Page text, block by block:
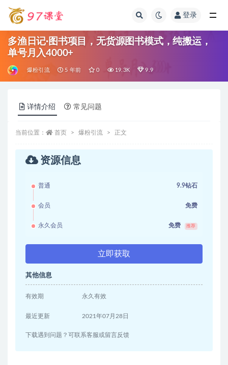
登录
多渔日记·图书项目，无货源图书模式，纯搬运，
单号月入4000+
爆粉引流 5 年前 0 19.3K 9.9
详情介绍 常见问题
当前位置： 首页 爆粉引流 正文
资源信息
普通 9.9钻石
会员 免费
永久会员 免费 推荐
立即获取
其他信息
有效期 永久有效
最近更新 2021年07月28日
下载遇到问题？可联系客服或留言反馈